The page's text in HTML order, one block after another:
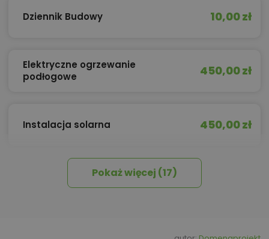
Dziennik Budowy 10,00 zł
Elektryczne ogrzewanie
podłogowe
450,00 zł
Instalacja solarna 450,00 zł
Izolacja celulozowa
450,00 zł
Pokaż więcej (17)